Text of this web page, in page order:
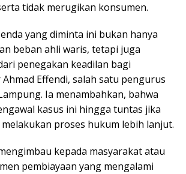
tidak merugikan konsumen.
yang diminta ini bukan hanya
beban ahli waris, tetapi juga
penegakan keadilan bagi
Effendi, salah satu pengurus
Ia menambahkan, bahwa
kasus ini hingga tuntas jika
proses hukum lebih lanjut.
mengimbau kepada masyarakat atau
pembiayaan yang mengalami